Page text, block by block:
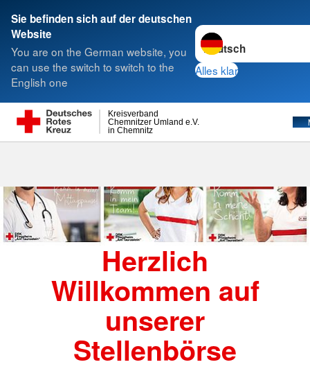
Sie befinden sich auf der deutschen
Website
You are on the German website, you
can use the switch to switch to the
English one
Sprache wechseln zu
Alles klar
in Chemnitz
Chemnitzer Umland e.V.
Kreisverband
Suche
Herzlich
Willkommen auf
unserer
Stellenbörse